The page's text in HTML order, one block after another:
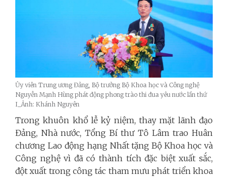
Ủy viên Trung ương Đảng, Bộ trưởng Bộ Khoa học và Công nghệ
Nguyễn Mạnh Hùng phát động phong trào thi đua yêu nước lần thứ
I_Ảnh: Khánh Nguyên
Trong khuôn khổ lễ kỷ niệm, thay mặt lãnh đạo
Đảng, Nhà nước, Tổng Bí thư Tô Lâm trao Huân
chương Lao động hạng Nhất tặng Bộ Khoa học và
Công nghệ vì đã có thành tích đặc biệt xuất sắc,
đột xuất trong công tác tham mưu phát triển khoa